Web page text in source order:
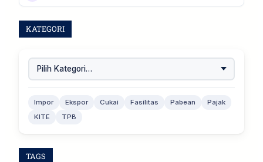
KATEGORI
Impor Ekspor Cukai Fasilitas Pabean
Pajak
KITE
TPB
TAGS